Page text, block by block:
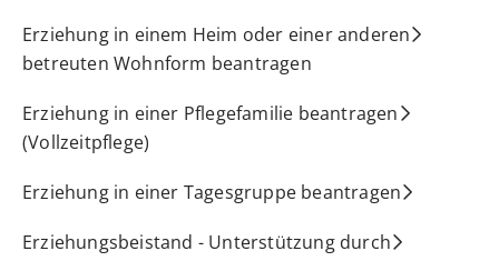
Erziehung in einem Heim oder einer anderen
betreuten Wohnform beantragen
Erziehung in einer Pflegefamilie beantragen
(Vollzeitpflege)
Erziehung in einer Tagesgruppe beantragen
Erziehungsbeistand - Unterstützung durch